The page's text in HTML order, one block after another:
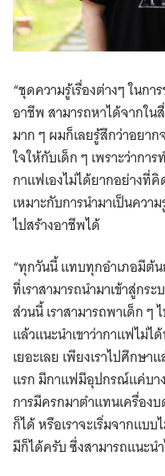
“ชุดความรู้เรื่องต่างๆ ในก
อาชีพ สามารถหาได้จากใน
มาก ๆ ผมก็เลยรู้สึกว่าอยาก
ใจให้กับเด็ก ๆ เพราะว่ากา
กาแฟเองไม่ได้ยากอย่างที่
เหมาะกับการนำมาเป็นควา
ไปสร้างอาชีพได้
“ทุกวันนี้ แทบทุกอำเภอมีต้
ที่เราสามารถนำมาเข้าสู่กร
ส่วนนี้ เราสามารถพาเด็ก ๆ
แล้วแนะนำเขาว่ากาแฟไม่
เยอะเลย เพียงเราไปศึกษ
แรก มีกาแฟมีอุปกรณ์แค่บาง
การมีครกมาตำแทนเครื่อง
ก็ได้ หรือเราจะเริ่มจากแบ
มีก็ได้ครับ ซึ่งสามารถแนะน